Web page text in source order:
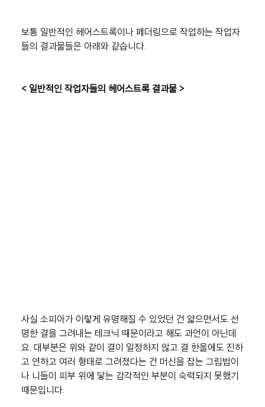
보통 일반적인 헤어스트록이나 페더링으로 작업하는 작업자
들의 결과물들은 아래와 같습니다.
< 일반적인 작업자들의 헤어스트록 결과물 >
사실 소피아가 이렇게 유명해질 수 있었던 건 얇으면서도 선
명한 결을 그려내는 테크닉 때문이라고 해도 과언이 아닌데
요. 대부분은 위와 같이 결이 일정하지 않고 결 한올에도 진하
고 연하고 여러 형태로 그려졌다는 건 머신을 잡는 그립법이
나 니들이 피부 위에 닿는 감각적인 부분이 숙력되지 못했기
때문입니다.